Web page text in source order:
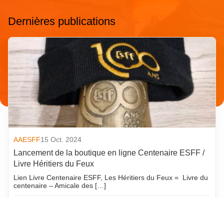
Dernières publications
AAESFF15 Oct. 2024
Lancement de la boutique en ligne Centenaire ESFF /
Livre Héritiers du Feux
Lien Livre Centenaire ESFF, Les Héritiers du Feux = Livre du
centenaire – Amicale des […]